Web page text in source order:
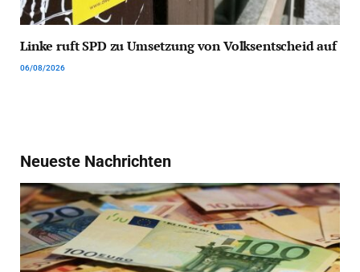
Linke ruft SPD zu Umsetzung von Volksentscheid auf
06/08/2026
Neueste Nachrichten